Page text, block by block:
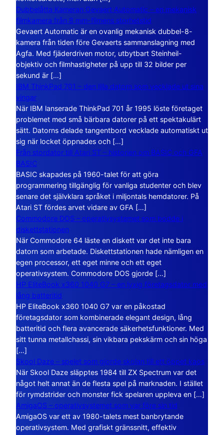
Dubbelåtta Kameran Gevaert Automatic – en mekanisk
filmkamera från 8 mm-filmens storhetstid
Gevaert Automatic är en ovanlig mekanisk dubbel-8-
kamera från tiden före Gevaerts sammanslagning med
Agfa. Med fjäderdriven motor, utbytbart Steinheil-
objektiv och filmhastigheter på upp till 32 bilder per
sekund är […]
IBM ThinkPad 701 – den lilla datorn som vecklade ut sina
vingar
När IBM lanserade ThinkPad 701 år 1995 löste företaget
problemet med små bärbara datorer på ett spektakulärt
sätt. Datorns delade tangentbord vecklade automatiskt ut
sig när locket öppnades och […]
Från stordator till Atari ST – historien om BASIC och GFA
BASIC
BASIC skapades på 1960-talet för att göra
programmering tillgänglig för vanliga studenter och blev
senare det självklara språket i miljontals hemdatorer. På
Atari ST fördes arvet vidare av GFA […]
Commodore DOS – operativsystemet som bodde i
diskettstationen
När Commodore 64 läste en diskett var det inte bara
datorn som arbetade. Diskettstationen hade nämligen en
egen processor, ett eget minne och ett eget
operativsystem. Commodore DOS gjorde […]
HP EliteBook x360 1040 G7 – en lyxig företagsdator med
lång batteritid
HP EliteBook x360 1040 G7 var en påkostad
företagsdator som kombinerade elegant design, lång
batteritid och flera avancerade säkerhetsfunktioner. Med
sitt tunna metallchassi, sin vikbara pekskärm och sin höga
[…]
Skool Daze – spelet som gjorde skolan till ett öppet kaos
När Skool Daze släpptes 1984 till ZX Spectrum var det
något helt annat än de flesta spel på marknaden. I stället
för rymdstrider och monster fick spelaren uppleva en […]
AmigaOS – operativsystemet som var före sin tid
AmigaOS var ett av 1980-talets mest banbrytande
operativsystem. Med grafiskt gränssnitt, effektiv